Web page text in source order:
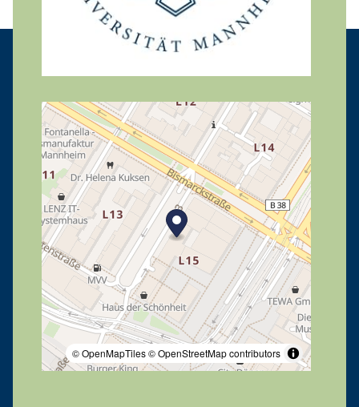
© OpenMapTiles© OpenStreetMap contributors